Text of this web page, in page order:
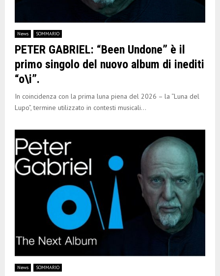
N
U
News SOMMARIO
PETER GABRIEL: “Been Undone” è il
primo singolo del nuovo album di inediti
“o\i”.
In coincidenza con la prima luna piena del 2026 – la “Luna del
Lupo”, termine utilizzato in contesti musicali...
News SOMMARIO